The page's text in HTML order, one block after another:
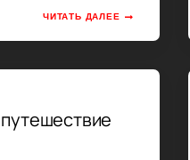
ЧИТАТЬ ДАЛЕЕ